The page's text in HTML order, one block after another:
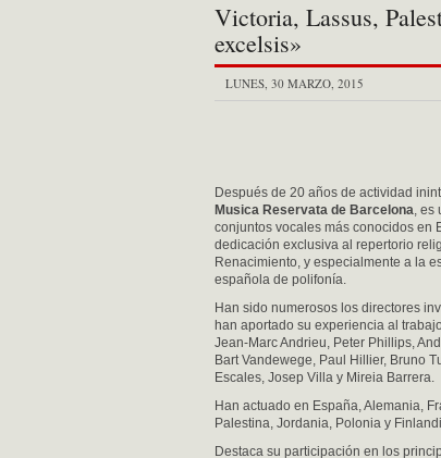
Victoria, Lassus,
excelsis»
LUNES, 30 MARZO, 2015
Después de 20 años de actividad
Musica Reservata de Barcelona, es
conjuntos vocales más conocidos en
dedicación exclusiva al repertorio
Renacimiento, y especialmente a la
española de polifonía.
Han sido numerosos los directores
han aportado su experiencia al
Jean-Marc Andrieu, Peter Phillips,
Bart Vandewege, Paul Hillier, Bruno
Escales, Josep Villa y Mireia Barrera.
Han actuado en España, Alemania,
Palestina, Jordania, Polonia y
Destaca su participación en los